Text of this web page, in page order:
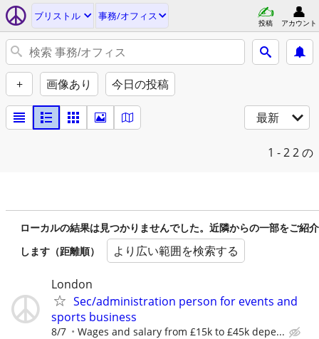
ブリストル 事務/オフィス
投稿 アカウント
+ 画像あり 今日の投稿
最新
1 - 22 の
ローカルの結果は見つかりませんでした。近隣からの一部をご紹介
します（距離順）
より広い範囲を検索する
London
Sec/administration person for events and
sports business
8/7 Wages and salary from £15k to £45k depe...